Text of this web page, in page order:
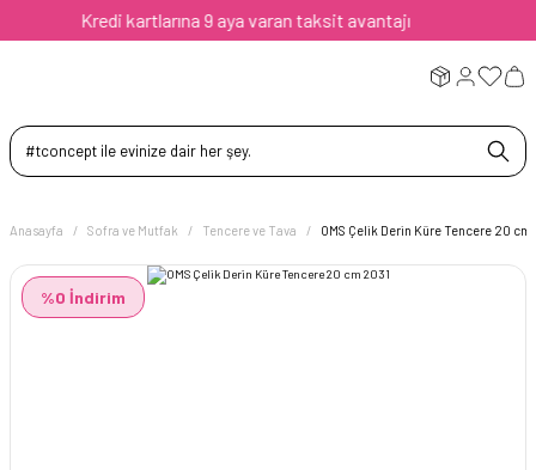
Kredi kartlarına 9 aya varan taksit avantajı
Anasayfa Sofra ve Mutfak Tencere ve Tava OMS Çelik Derin Küre Tencere 20 cm
%0 İndirim